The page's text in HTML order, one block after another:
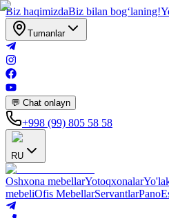
Biz haqimizdaBiz bilan bogʻlaning!
Tumanlar
💬 Chat onlayn
+998 (99) 805 58 58
RU
Oshxona mebellarYotoqxonalar
mebeliOfis MebellarServantlarPano